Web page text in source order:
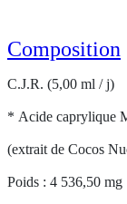
Composition
C.J.R. (5,00 ml / j)
* Acide caprylique
(extrait de Cocos
Poids : 4 536,50 mg